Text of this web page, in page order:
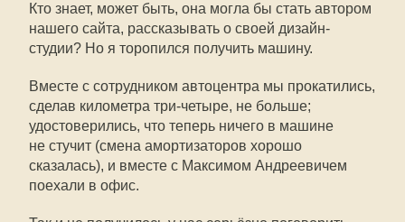
Кто знает, может быть, она могла бы стать автором
нашего сайта, рассказывать о своей дизайн-
студии? Но я торопился получить машину.
Вместе с сотрудником автоцентра мы прокатились,
сделав километра три-четыре, не больше;
удостоверились, что теперь ничего в машине
не стучит (смена амортизаторов хорошо
сказалась), и вместе с Максимом Андреевичем
поехали в офис.